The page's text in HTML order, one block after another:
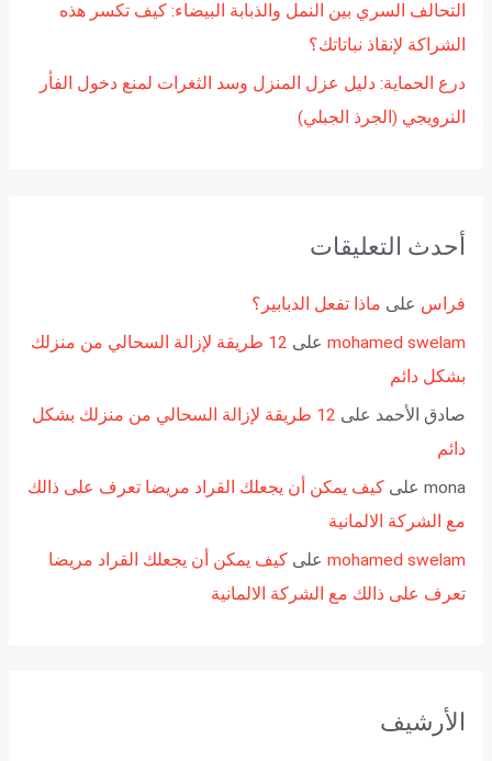
التحالف السري بين النمل والذبابة البيضاء: كيف تكسر هذه
الشراكة لإنقاذ نباتاتك؟
درع الحماية: دليل عزل المنزل وسد الثغرات لمنع دخول الفأر
النرويجي (الجرذ الجبلي)
أحدث التعليقات
فراس على ماذا تفعل الدبابير؟
mohamed swelamعلى
12 طريقة لإزالة السحالي من منزلك
بشكل دائم
صادق الأحمد على
12 طريقة لإزالة السحالي من منزلك بشكل
دائم
monaعلى كيف يمكن أن يجعلك القراد مريضا تعرف على ذالك
مع الشركة الالمانية
mohamed swelamعلى كيف يمكن أن يجعلك القراد مريضا
تعرف على ذالك مع الشركة الالمانية
الأرشيف